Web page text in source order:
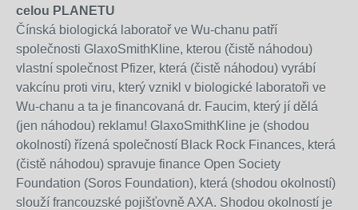
celou PLANETU
Čínská biologická laboratoř ve Wu-chanu patří
společnosti GlaxoSmithKline, kterou (čistě náhodou)
vlastní společnost Pfizer, která (čistě náhodou) vyrábí
vakcínu proti viru, který vznikl v biologické laboratoři ve
Wu-chanu a ta je financovaná dr. Faucim, který jí dělá
(jen náhodou) reklamu! GlaxoSmithKline je (shodou
okolností) řízená společností Black Rock Finances, která
(čistě náhodou) spravuje finance Open Society
Foundation (Soros Foundation), která (shodou okolností)
slouží francouzské pojišťovně AXA. Shodou okolností je